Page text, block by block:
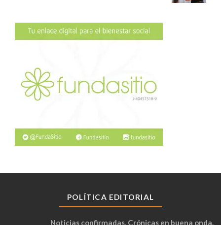
POLÍTICA EDITORIAL
Noticias confirmadas. Crónicas en buena onda.